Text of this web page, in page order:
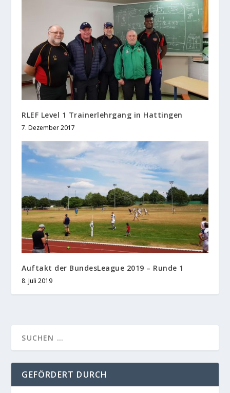
RLEF Level 1 Trainerlehrgang in Hattingen
7. Dezember 2017
Auftakt der BundesLeague 2019 – Runde 1
8. Juli 2019
GEFÖRDERT DURCH